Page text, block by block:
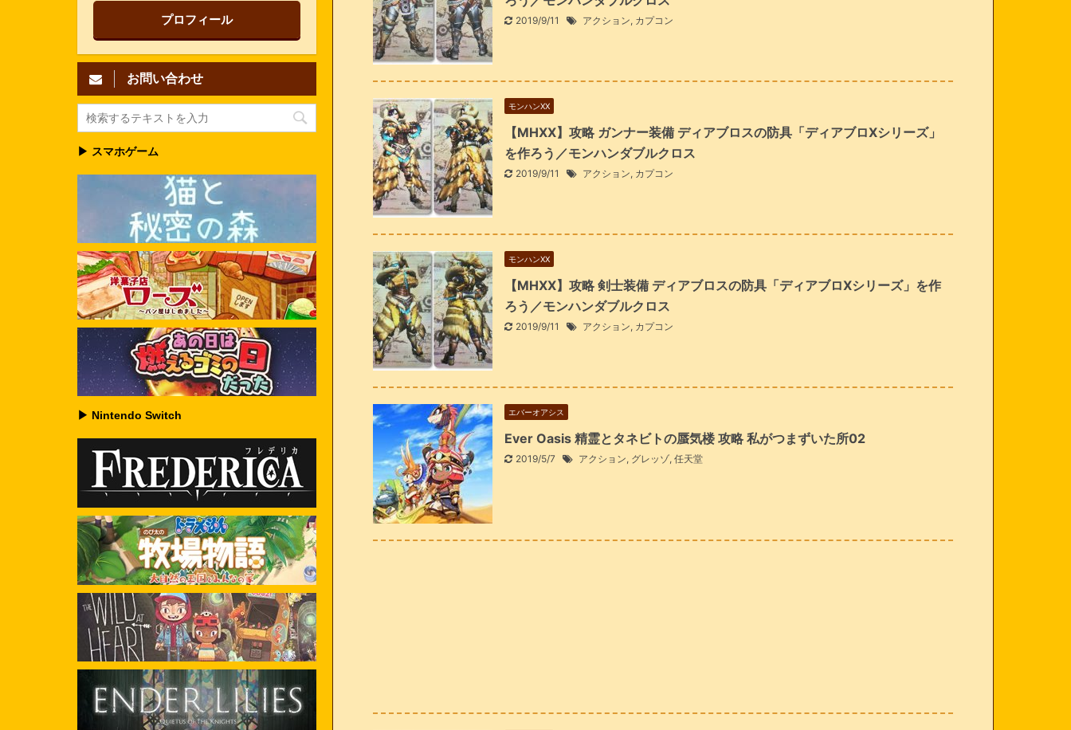
2019/9/11 アクション, カプコン
モンハンXX
【MHXX】攻略 ガンナー装備 ディアブロスの防具「ディアブロXシリーズ」
を作ろう／モンハンダブルクロス
2019/9/11 アクション, カプコン
モンハンXX
【MHXX】攻略 剣士装備 ディアブロスの防具「ディアブロXシリーズ」を作
ろう／モンハンダブルクロス
2019/9/11 アクション, カプコン
エバーオアシス
Ever Oasis 精霊とタネビトの蜃気楼 攻略 私がつまずいた所02
2019/5/7 アクション, グレッゾ, 任天堂
プロフィール
お問い合わせ
▶ スマホゲーム
▶ Nintendo Switch